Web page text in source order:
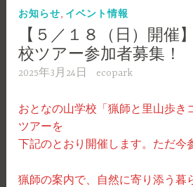
お知らせ, イベント情報
【５／１８（日）開催
校ツアー参加者募集！
2025年3月24日 ecopark
おとなの山学校「猟師と里山歩き
ツアーを
下記のとおり開催します。ただ今
猟師の案内で、自然に寄り添う暮